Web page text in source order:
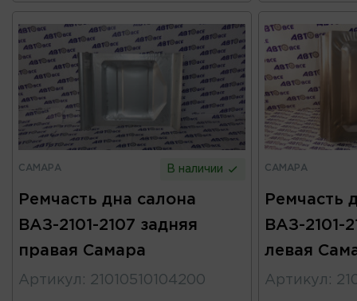
САМАРА В наличии
Ремчасть дна салона
ВАЗ-2101-2107 задняя
правая Самара
Артикул : 21010510104200
САМАРА
Ремчасть
ВАЗ-2101-
левая
Артикул :